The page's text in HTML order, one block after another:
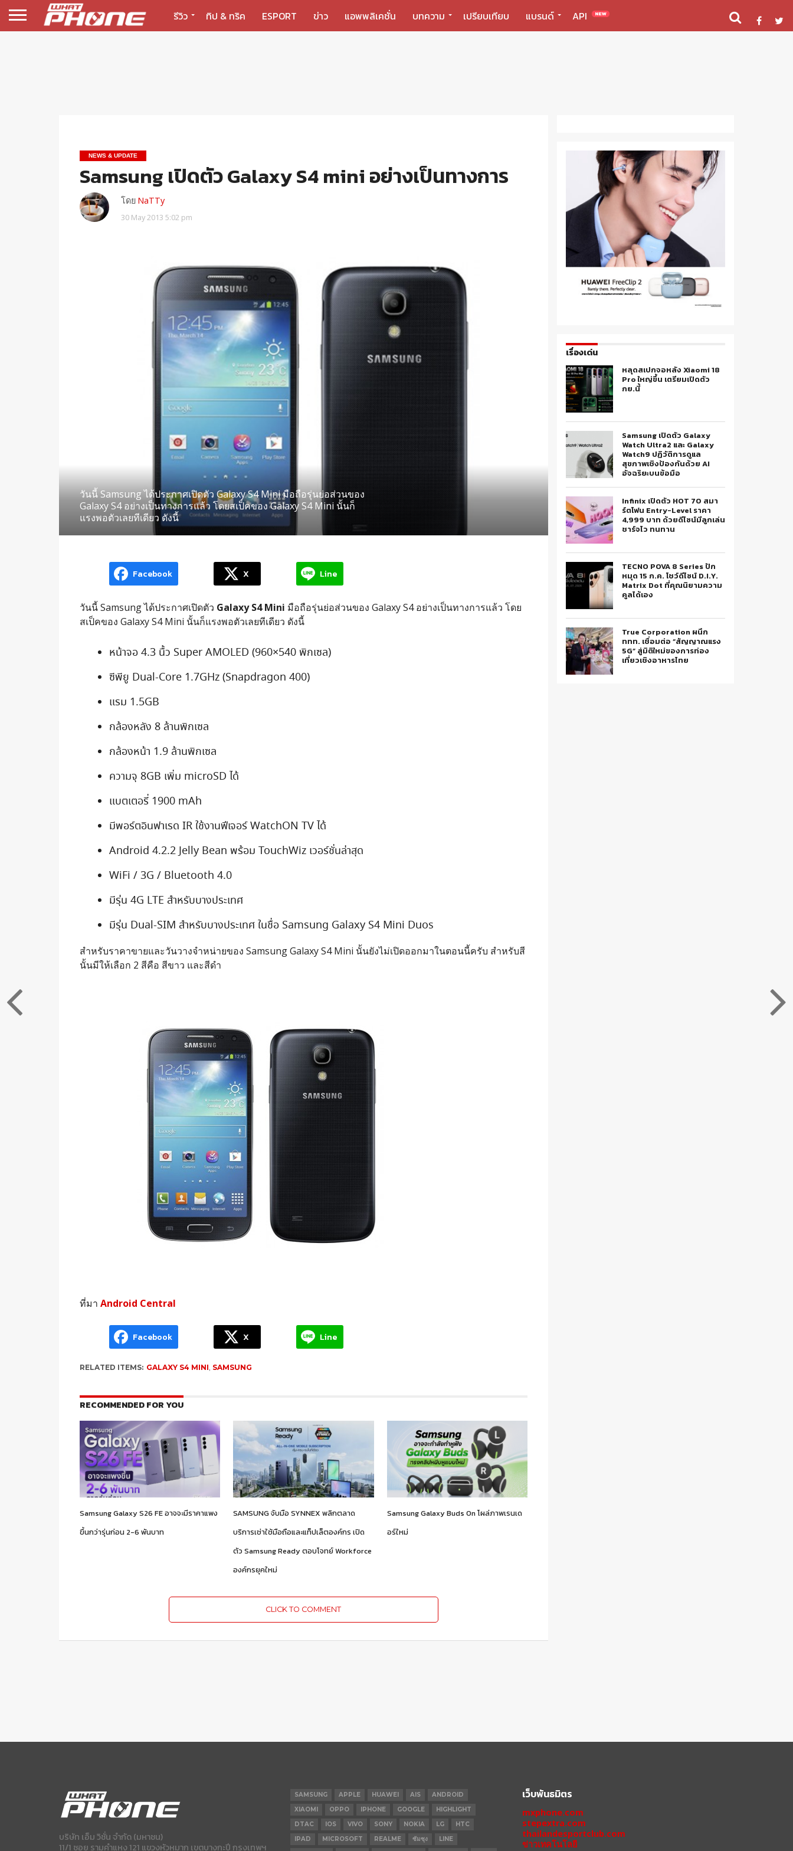
รีวิว ทิป & ทริค ESPORT ข่าว แอพพลิเคชั่น บทความ เปรียบเทียบ แบรนด์ API NEW
NEWS & UPDATE
Samsung เปิดตัว Galaxy S4 mini อย่างเป็นทางการ
โดย NaTTy
30 May 2013 5:02 pm
วันนี้ Samsung ได้ประกาศเปิดตัว Galaxy S4 Mini มือถือรุ่นย่อส่วนของ
Galaxy S4 อย่างเป็นทางการแล้ว โดยสเป็คของ Galaxy S4 Mini นั้นก็
แรงพอตัวเลยทีเดียว ดังนี้
Facebook X Line
วันนี้ Samsung ได้ประกาศเปิดตัว Galaxy S4 Mini มือถือรุ่นย่อส่วนของ Galaxy S4 อย่างเป็นทางการแล้ว โดย
สเป็คของ Galaxy S4 Mini นั้นก็แรงพอตัวเลยทีเดียว ดังนี้
หน้าจอ 4.3 นื้ว Super AMOLED (960×540 พิกเซล)
ซีพียู Dual-Core 1.7GHz (Snapdragon 400)
แรม 1.5GB
กล้องหลัง 8 ล้านพิกเซล
กล้องหน้า 1.9 ล้านพิกเซล
ความจุ 8GB เพิ่ม microSD ได้
แบตเตอรี่ 1900 mAh
มีพอร์ตอินฟาเรด IR ใช้งานฟีเจอร์ WatchON TV ได้
Android 4.2.2 Jelly Bean พร้อม TouchWiz เวอร์ชั่นล่าสุด
WiFi / 3G / Bluetooth 4.0
มีรุ่น 4G LTE สำหรับบางประเทศ
มีรุ่น Dual-SIM สำหรับบางประเทศ ในชื่อ Samsung Galaxy S4 Mini Duos
สำหรับราคาขายและวันวางจำหน่ายของ Samsung Galaxy S4 Mini นั้นยังไม่เปิดออกมาในตอนนี้ครับ สำหรับสี
นั้นมีให้เลือก 2 สีคือ สีขาว และสีดำ
ที่มา Android Central
Facebook X Line
RELATED ITEMS: GALAXY S4 MINI, SAMSUNG
RECOMMENDED FOR YOU
Samsung Galaxy S26 FE อาจจะมีราคาแพง
ขึ้นกว่ารุ่นก่อน 2-6 พันบาท
SAMSUNG จับมือ SYNNEX พลิกตลาด
บริการเช่าใช้มือถือและแท็ปเล็ตองค์กร เปิด
ตัว Samsung Ready ตอบโจทย์ Workforce
องค์กรยุคใหม่
Samsung Galaxy Buds On โผล่ภาพเรนเด
อร์ใหม่
CLICK TO COMMENT
เรื่องเด่น
หลุดสเปกจอหลัง Xiaomi 18
Pro ใหญ่ขึ้น เตรียมเปิดตัว
กย.นี้
Samsung เปิดตัว Galaxy
Watch Ultra2 และ Galaxy
Watch9 ปฏิวัติการดูแล
สุขภาพเชิงป้องกันด้วย AI
อัจฉริยะบนข้อมือ
Infinix เปิดตัว HOT 70 สมา
ร์ตโฟน Entry-Level ราคา
4,999 บาท ด้วยดีไซน์มีลูกเล่น
ชาร์จไว ทนทาน
TECNO POVA 8 Series ปัก
หมุด 15 ก.ค. โชว์ดีไซน์ D.I.Y.
Matrix Dot ที่คุณนิยามความ
คูลได้เอง
True Corporation ผนึก
ททท. เชื่อมต่อ “สัญญาณแรง
5G” สู่มิติใหม่ของการท่อง
เที่ยวเชิงอาหารไทย
บริษัท เอ็ม วิชั่น จำกัด (มหาชน)
11/1 ซอย รามคำแหง 121 แขวงหัวหมาก เขตบางกะปี กรุงเทพฯ
SAMSUNG APPLE HUAWEI AIS
ANDROID
XIAOMI
OPPO IPHONE GOOGLE
HIGHLIGHT
DTAC
IOS VIVO SONY NOKIA LG
HTC
IPAD
MICROSOFT REALME ซัมซุง
LINE
เว็บพันธมิตร
mxphone.com
stepextra.com
thailandesportclub.com
ข่าวเทคโนโลยี